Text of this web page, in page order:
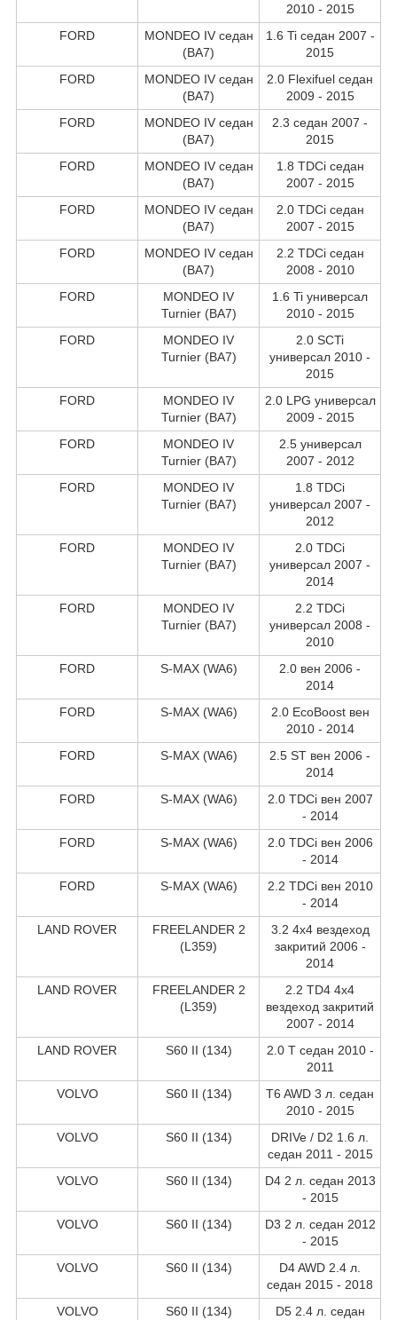
2010 - 2015
FORD
MONDEO IV седан
(BA7)
1.6 Ti седан 2007 -
2015
FORD
MONDEO IV седан
(BA7)
2.0 Flexifuel седан
2009 - 2015
FORD
MONDEO IV седан
(BA7)
2.3 седан 2007 -
2015
FORD
MONDEO IV седан
(BA7)
1.8 TDCi седан
2007 - 2015
FORD
MONDEO IV седан
(BA7)
2.0 TDCi седан
2007 - 2015
FORD
MONDEO IV седан
(BA7)
2.2 TDCi седан
2008 - 2010
FORD
MONDEO IV
Turnier (BA7)
1.6 Ti универсал
2010 - 2015
FORD
MONDEO IV
Turnier (BA7)
2.0 SCTi
универсал 2010 -
2015
FORD
MONDEO IV
Turnier (BA7)
2.0 LPG универсал
2009 - 2015
FORD
MONDEO IV
Turnier (BA7)
2.5 универсал
2007 - 2012
FORD
MONDEO IV
Turnier (BA7)
1.8 TDCi
универсал 2007 -
2012
FORD
MONDEO IV
Turnier (BA7)
2.0 TDCi
универсал 2007 -
2014
FORD
MONDEO IV
Turnier (BA7)
2.2 TDCi
универсал 2008 -
2010
FORD
S-MAX (WA6)
2.0 вен 2006 -
2014
FORD
S-MAX (WA6)
2.0 EcoBoost вен
2010 - 2014
FORD
S-MAX (WA6)
2.5 ST вен 2006 -
2014
FORD
S-MAX (WA6)
2.0 TDCi вен 2007
- 2014
FORD
S-MAX (WA6)
2.0 TDCi вен 2006
- 2014
FORD
S-MAX (WA6)
2.2 TDCi вен 2010
- 2014
LAND ROVER
FREELANDER 2
(L359)
3.2 4x4 вездеход
закритий 2006 -
2014
LAND ROVER
FREELANDER 2
(L359)
2.2 TD4 4x4
вездеход закритий
2007 - 2014
LAND ROVER
S60 II (134)
2.0 T седан 2010 -
2011
VOLVO
S60 II (134)
T6 AWD 3 л. седан
2010 - 2015
VOLVO
S60 II (134)
DRIVe / D2 1.6 л.
седан 2011 - 2015
VOLVO
S60 II (134)
D4 2 л. седан 2013
- 2015
VOLVO
S60 II (134)
D3 2 л. седан 2012
- 2015
VOLVO
S60 II (134)
D4 AWD 2.4 л.
седан 2015 - 2018
VOLVO
S60 II (134) D5 2.4 л. седан